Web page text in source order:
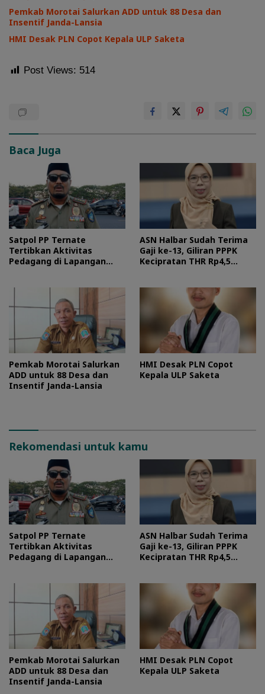
Pemkab Morotai Salurkan ADD untuk 88 Desa dan
Insentif Janda-Lansia
HMI Desak PLN Copot Kepala ULP Saketa
Post Views: 514
Baca Juga
Satpol PP Ternate
Tertibkan Aktivitas
Pedagang di Lapangan
ASN Halbar Sudah Terima
Gaji ke-13, Giliran PPPK
Kecipratan THR Rp4,5
Pemkab Morotai Salurkan
ADD untuk 88 Desa dan
Insentif Janda-Lansia
HMI Desak PLN Copot
Kepala ULP Saketa
Rekomendasi untuk kamu
Satpol PP Ternate
Tertibkan Aktivitas
Pedagang di Lapangan
ASN Halbar Sudah Terima
Gaji ke-13, Giliran PPPK
Kecipratan THR Rp4,5
Pemkab Morotai Salurkan
ADD untuk 88 Desa dan
Insentif Janda-Lansia
HMI Desak PLN Copot
Kepala ULP Saketa